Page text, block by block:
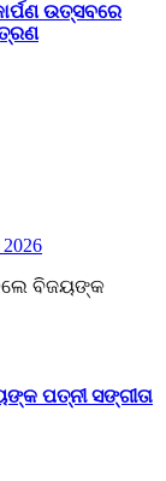
ଉତ୍ସବରେ
ପତ୍ନୀ ସଙ୍ଗୀତା